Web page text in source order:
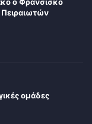
ομάδες